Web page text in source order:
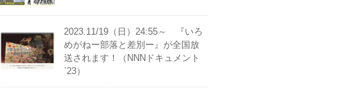
2023.11/19（日）24:55～ 『いろ
めがねー部落と差別ー』が全国放
送されます！（NNNドキュメント
`23）